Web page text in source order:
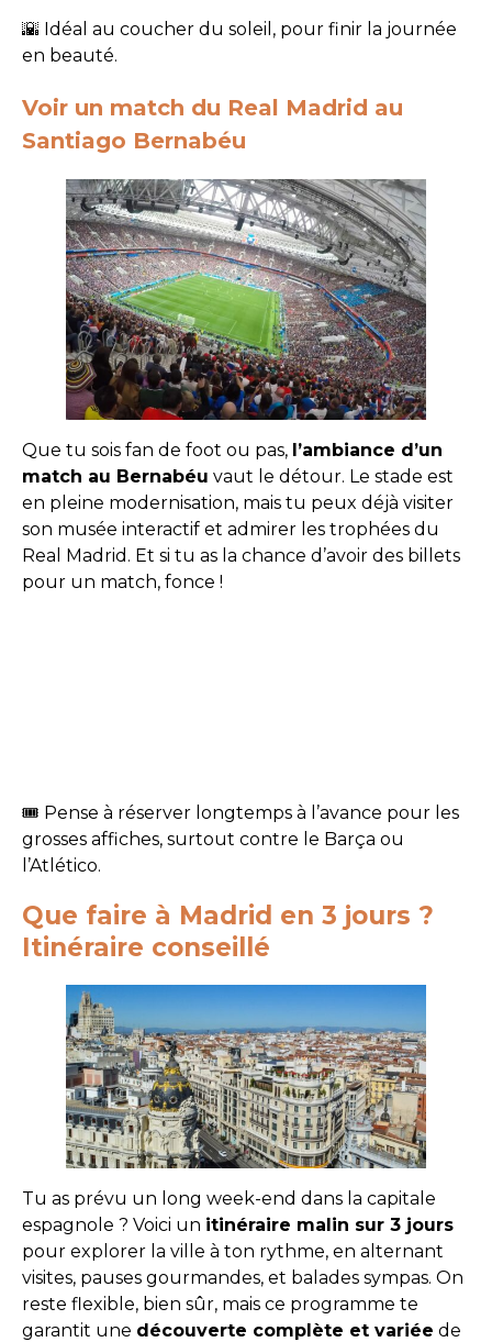
🌇 Idéal au coucher du soleil, pour finir la journée
en beauté.
Voir un match du Real Madrid au
Santiago Bernabéu
Que tu sois fan de foot ou pas, l’ambiance d’un
match au Bernabéu vaut le détour. Le stade est
en pleine modernisation, mais tu peux déjà visiter
son musée interactif et admirer les trophées du
Real Madrid. Et si tu as la chance d’avoir des billets
pour un match, fonce !
🎟️ Pense à réserver longtemps à l’avance pour les
grosses affiches, surtout contre le Barça ou
l’Atlético.
Que faire à Madrid en 3 jours ?
Itinéraire conseillé
Tu as prévu un long week-end dans la capitale
espagnole ? Voici un itinéraire malin sur 3 jours
pour explorer la ville à ton rythme, en alternant
visites, pauses gourmandes, et balades sympas. On
reste flexible, bien sûr, mais ce programme te
garantit une découverte complète et variée de